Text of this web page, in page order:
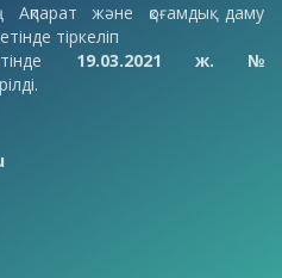
Ақпарат және қоғамдық даму
тіркеліп
19.03.2021 ж. №